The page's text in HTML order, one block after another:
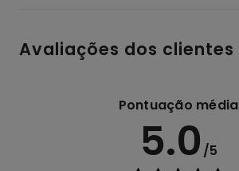
Avaliações dos clientes
Pontuação média
5.0 /5